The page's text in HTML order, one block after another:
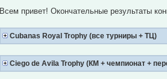
Всем привет! Окончательные результаты
Cubanas Royal Trophy (все турниры + ТЦ)
Ciego de Avila Trophy (КМ + чемпионат +